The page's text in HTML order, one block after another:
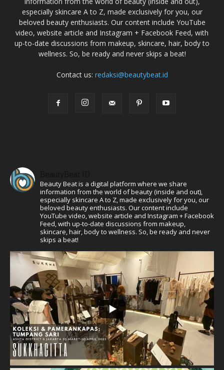
especially skincare A to Z, made exclusively for you, our
beloved beauty enthusiasts. Our content include YouTube
video, website article and Instagram + Facebook Feed, with
up-to-date discussions from makeup, skincare, hair, body to
wellness. So, be ready and never skips a beat!
Contact us: redaksi@beautybeat.id
Beauty Beat is a digital platform where we share
information from the world of beauty (inside and out),
especially skincare A to Z, made exclusively for you, our
beloved beauty enthusiasts. Our content include
YouTube video, website article and Instagram + Facebook
Feed, with up-to-date discussions from makeup,
skincare, hair, body to wellness. So, be ready and never
skips a beat!